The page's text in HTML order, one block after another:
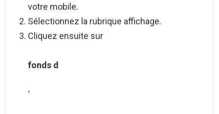
votre mobile.
Sélectionnez la rubrique affichage.
Cliquez ensuite sur
fonds d
‘